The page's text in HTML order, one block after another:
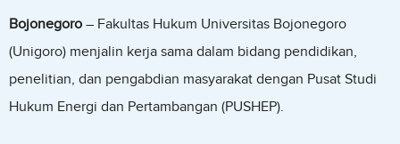
Bojonegoro – Fakultas Hukum Universitas Bojonegoro
(Unigoro) menjalin kerja sama dalam bidang pendidikan,
penelitian, dan pengabdian masyarakat dengan Pusat Studi
Hukum Energi dan Pertambangan (PUSHEP).